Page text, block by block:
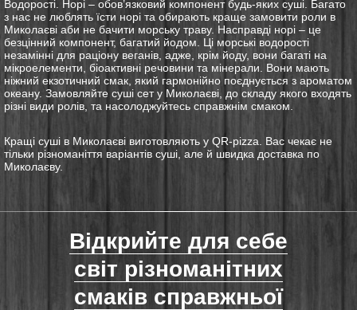
Водорості. Норі – обов’язковий компонент будь-яких суші. Багато
з нас не люблять їсти норі та обирають краще замовити роли в
Миколаєві аби не бачити морську траву. Насправді норі – це
безцінний компонент, багатий йодом. Ці морські водорості
незамінні для раціону веганів, адже, крім йоду, вони багаті на
мікроелементи, біоактивні речовини та мінерали. Вони мають
ніжний екзотичний смак, який гармонійно поєднується з ароматом
океану. Замовляйте суші сет у Миколаєві, до складу якого входять
різні види ролів, та насолоджуйтесь справжнім смаком.
Кращі суші в Миколаєві виготовляють у QR-pizza. Вас чекає не
тільки різноманіття варіантів суші, але й швидка доставка по
Миколаєву.
Відкрийте для себе
світ різноманітних
смаків справжньої